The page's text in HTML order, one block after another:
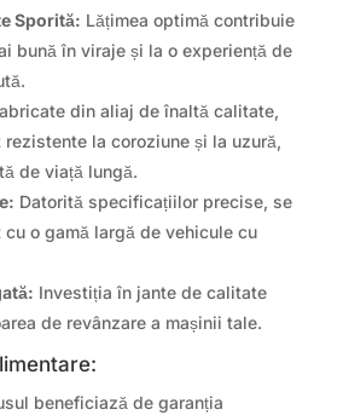
Sporită: Lățimea optimă contribuie
bună în viraje și la o experiență de
din aliaj de înaltă calitate,
la coroziune și la uzură,
de viață lungă.
Datorită specificațiilor precise, se
o gamă largă de vehicule cu
Investiția în jante de calitate
de revânzare a mașinii tale.
beneficiază de garanția